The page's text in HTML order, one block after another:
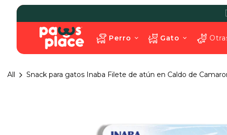
Perro Gato
All Snack para gatos Inaba Filete de atún en Caldo de